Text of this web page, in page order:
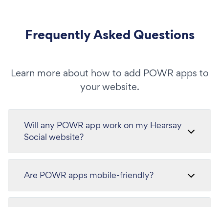
Frequently Asked Questions
Learn more about how to add POWR apps to
your website.
Will any POWR app work on my Hearsay
Social website?
Are POWR apps mobile-friendly?